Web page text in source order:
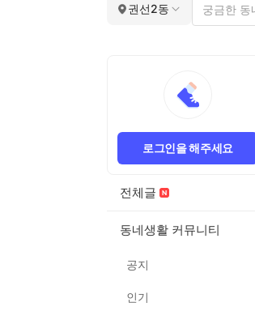
권선2동
로그인을 해주세요
전체글
동네생활 커뮤니티
공지
인기